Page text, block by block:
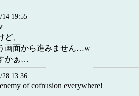
14 19:55
、
画面から進みません…w
かぁ…
28 13:36
of cofnusion everywhere!